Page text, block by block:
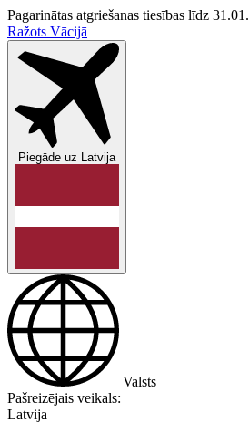
Pagarinātas atgriešanas tiesības līdz 31.01.
Ražots Vācijā
Piegāde uz Latvija
Valsts
Pašreizējais veikals:
Latvija